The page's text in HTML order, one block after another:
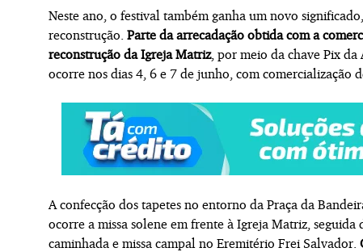
Neste ano, o festival também ganha um novo
reconstrução. Parte da arrecadação obtida com a
reconstrução da Igreja Matriz, por meio da chave Pix da
ocorre nos dias 4, 6 e 7 de junho, com comercialização
A confecção dos tapetes no entorno da Praça da
ocorre a missa solene em frente à Igreja Matriz,
caminhada e missa campal no Eremitério Frei Salvador.